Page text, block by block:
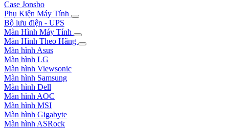
Case Jonsbo
Phụ Kiện Máy Tính
Bộ lưu điện - UPS
Màn Hình Máy Tính
Màn Hình Theo Hãng
Màn hình Asus
Màn hình LG
Màn hình Viewsonic
Màn hình Samsung
Màn hình Dell
Màn hình AOC
Màn hình MSI
Màn hình Gigabyte
Màn hình ASRock